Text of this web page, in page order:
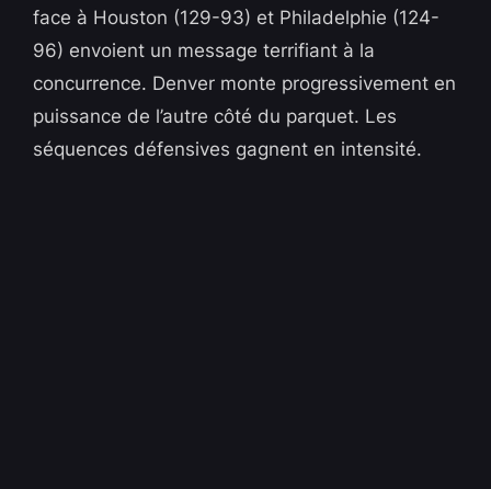
face à Houston (129-93) et Philadelphie (124-
96) envoient un message terrifiant à la
concurrence. Denver monte progressivement en
puissance de l’autre côté du parquet. Les
séquences défensives gagnent en intensité.